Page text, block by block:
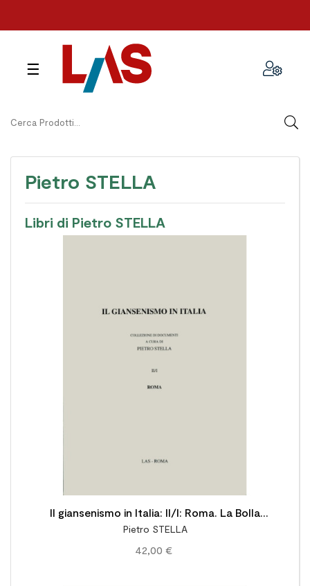
navigazione
☰
Pietro STELLA
Libri di Pietro STELLA
Il giansenismo in Italia: II/I: Roma. La Bolla
Auctorem fidei (1794) nella storia
dell'ultramontanismo
Pietro STELLA
42,00 €